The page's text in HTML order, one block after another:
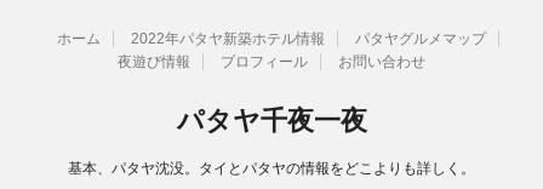
ホーム 2022年パタヤ新築ホテル情報
パタヤグルメマップ
夜遊び情報
プロフィール お問い合わせ
パタヤ千夜一夜
基本、パタヤ沈没。タイとパタヤの情報をどこよりも詳しく。